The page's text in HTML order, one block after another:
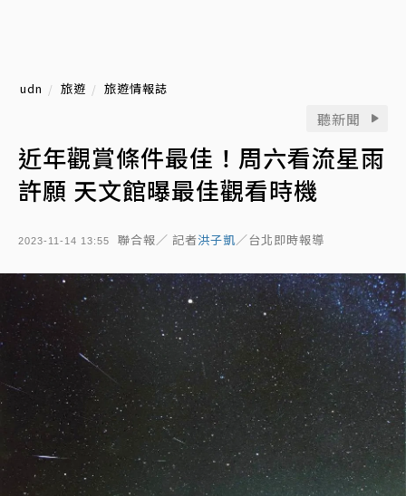
udn 旅遊 旅遊情報誌
聽新聞
近年觀賞條件最佳！周六看流星雨
許願 天文館曝最佳觀看時機
2023-11-14 13:55 聯合報／ 記者洪子凱／台北即時報導